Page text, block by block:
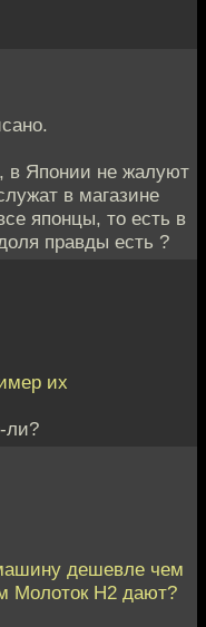
в Японии не жалуют
в магазине
японцы, то есть в
правды есть ?
их
ли?
дешевле чем
Молоток Н2 дают?